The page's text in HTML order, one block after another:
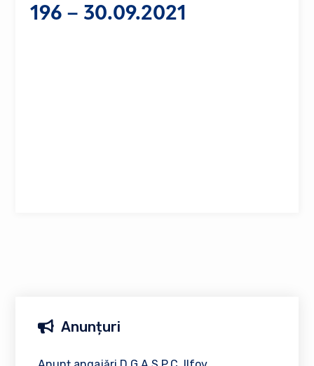
196 – 30.09.2021
Anunțuri